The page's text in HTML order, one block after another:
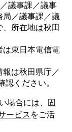
議事課／議事
局／議事課／議
、所在地は秋田
は東日本電信電
報は秋田県庁／
認ください。
場合には、
固
ービス をご活